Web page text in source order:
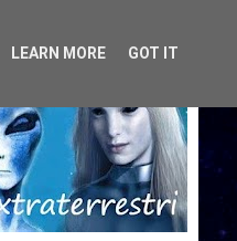
LEARN MORE GOT IT